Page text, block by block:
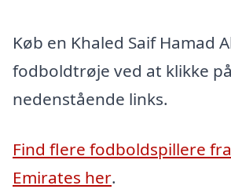
Køb en Khaled Saif Hamad
fodboldtrøje ved at klikke
nedenstående links.
Find flere fodboldspillere
Emirates her.